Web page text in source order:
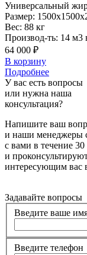
Универсальный
Размер:
Вес: 88 кг
Производ-ть: 14 м3
64 000 ₽
В корзину
Подробнее
У вас есть вопросы
или нужна наша
консультация?
Напишите ваш
и наши менеджеры
с вами в течение
и
интересующим вас
Задавайте вопросы
Введите ваше
Введите телефон